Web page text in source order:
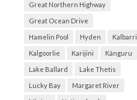
Great Northern Highway
Great Ocean Drive
Hamelin Pool Hyden Kalbarri
Kalgoorlie Karijini Känguru
Lake Ballard Lake Thetis
Lucky Bay Margaret River